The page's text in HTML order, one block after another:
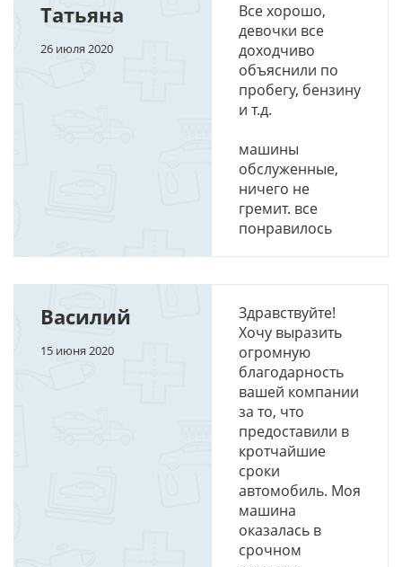
Татьяна
26 июля 2020
Все хорошо,
девочки все
доходчиво
объяснили по
пробегу, бензину
и т.д.
машины
обслуженные,
ничего не
гремит. все
понравилось
Василий
15 июня 2020
Здравствуйте!
Хочу выразить
огромную
благодарность
вашей компании
за то, что
предоставили в
кротчайшие
сроки
автомобиль. Моя
машина
оказалась в
срочном